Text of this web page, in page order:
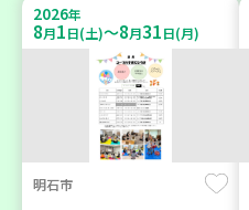
2026年
8月1日(土)～8月31日(月)
明石市